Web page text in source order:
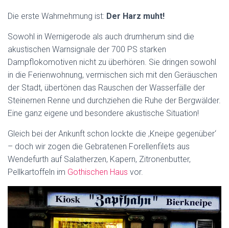
Die erste Wahrnehmung ist: Der Harz muht!
Sowohl in Wernigerode als auch drumherum sind die
akustischen Warnsignale der 700 PS starken
Dampflokomotiven nicht zu überhören. Sie dringen sowohl
in die Ferienwohnung, vermischen sich mit den Geräuschen
der Stadt, übertönen das Rauschen der Wasserfälle der
Steinernen Renne und durchziehen die Ruhe der Bergwälder.
Eine ganz eigene und besondere akustische Situation!
Gleich bei der Ankunft schon lockte die ‚Kneipe gegenüber‘
– doch wir zogen die Gebratenen Forellenfilets aus
Wendefurth auf Salatherzen, Kapern, Zitronenbutter,
Pellkartoffeln im Gothischen Haus vor.